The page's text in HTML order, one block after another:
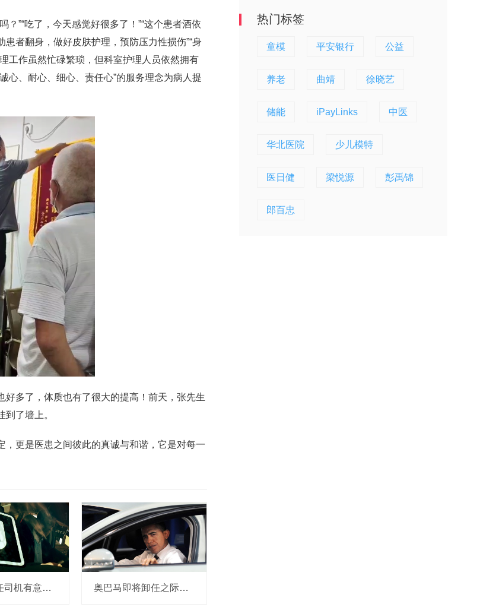
”“吃了，今天感觉好很多了！”“这个患者酒依
者翻身，做好皮肤护理，预防压力性损伤”“身
作虽然忙碌繁琐，但科室护理人员依然拥有
心、耐心、细心、责任心”的服务理念为病人提
多了，体质也有了很大的提高！前天，张先生
了墙上。
更是医患之间彼此的真诚与和谐，它是对每一
市民不信任司机有意见，Uber的匹兹堡自动驾驶路试难度不小，路况也来捣乱 奥巴马即将卸任之际，要让无人驾驶汽车合法化？
热门标签
童模 平安银行 公益
养老 曲靖 徐晓艺
储能 iPayLinks 中医
华北医院 少儿模特
医日健 梁悦源 彭禹锦
郎百忠